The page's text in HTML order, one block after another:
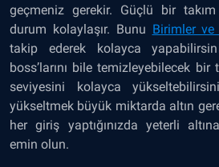
geçmeniz gerekir. Güçlü bir
durum kolaylaşır. Bunu Birimler
takip ederek kolayca
boss’larını bile temizleyebilecek
seviyesini kolayca
yükseltmek büyük miktarda altın
her giriş yaptığınızda yeterli
emin olun.